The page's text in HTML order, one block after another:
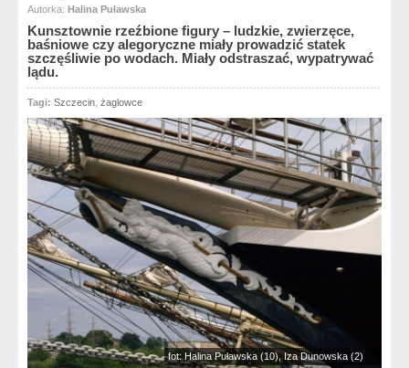
Autorka: Halina Puławska
Kunsztownie rzeźbione figury – ludzkie, zwierzęce,
baśniowe czy alegoryczne miały prowadzić statek
szczęśliwie po wodach. Miały odstraszać, wypatrywać
lądu.
Tagi: Szczecin żaglowce
fot: Halina Puławska (10), Iza Dunowska (2)